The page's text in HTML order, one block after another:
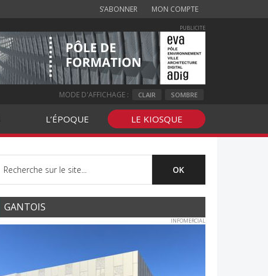
S’ABONNER MON COMPTE
PUBLICITE
MODE D'AFFICHAGE : CLAIR SOMBRE
L’ÉPOQUE LE KIOSQUE
GANTOIS
INFOMERCIAL